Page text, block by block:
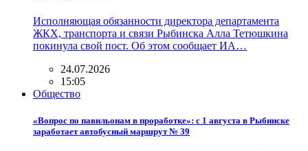
Исполняющая обязанности директора департамента
ЖКХ, транспорта и связи Рыбинска Алла Тетюшкина
покинула свой пост. Об этом сообщает ИА…
24.07.2026
15:05
Общество
«Вопрос по павильонам в проработке»: с 1 августа в Рыбинске
заработает автобусный маршрут № 39